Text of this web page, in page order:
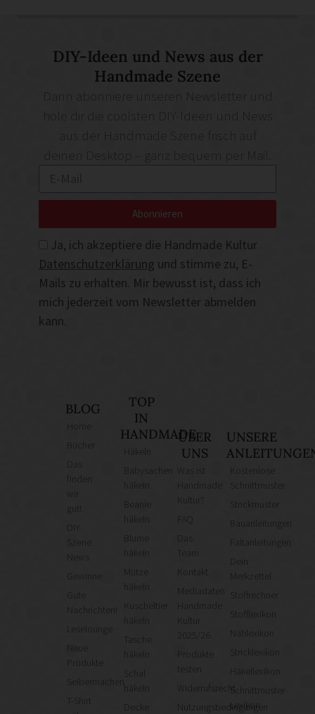
DIY-Ideen und News aus der
Handmade Szene
deinen Desktop – ganz bequem per Mail.
Ja, ich akzeptiere die Handmade Kultur
Datenschutzerklärung und stimme zu, E-
Mails zu erhalten. Mir bewusst ist, dass ich
mich jederzeit vom Newsletter abmelden
kann.
Abonnieren
BLOG
finden
gut!
Gute
Nachrichten!
Leselounge
Neue
Produkte
Selbermachen
T-Shirt
TOP
IN
HANDMADE
häkeln
häkeln
Mütze
häkeln
Kuscheltier
Tasche
häkeln
ÜBER
UNS
Was ist
Kultur?
Das
Team
Kontakt
Mediadaten
Kultur
Produkte
testen
Widerrufsrecht
Nutzungsbedingungen
UNSERE
Kostenlose
Schnittmuster
Strickmuster
Bauanleitungen
Faltanleitungen
Merkzettel
Stoffrechner
Stofflexikon
Nählexikon
Stricklexikon
Häkellexikon
Schnittmuster-
Lexikon